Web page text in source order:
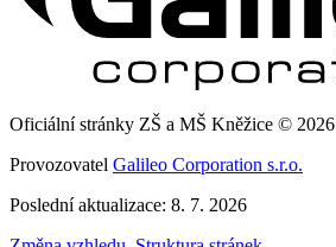
Oficiální stránky ZŠ a MŠ Kněžice © 2026
Provozovatel Galileo Corporation s.r.o.
Poslední aktualizace: 8. 7. 2026